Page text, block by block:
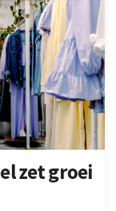
zet groei